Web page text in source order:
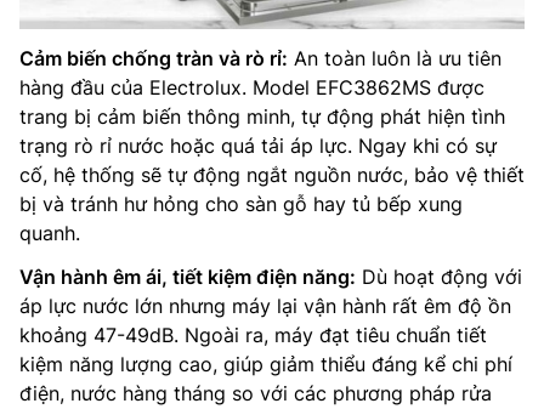
Cảm biến chống tràn và rò rỉ: An toàn luôn là ưu tiên
hàng đầu của Electrolux. Model EFC3862MS được
trang bị cảm biến thông minh, tự động phát hiện tình
trạng rò rỉ nước hoặc quá tải áp lực. Ngay khi có sự
cố, hệ thống sẽ tự động ngắt nguồn nước, bảo vệ thiết
bị và tránh hư hỏng cho sàn gỗ hay tủ bếp xung
quanh.
Vận hành êm ái, tiết kiệm điện năng: Dù hoạt động với
áp lực nước lớn nhưng máy lại vận hành rất êm độ ồn
khoảng 47-49dB. Ngoài ra, máy đạt tiêu chuẩn tiết
kiệm năng lượng cao, giúp giảm thiểu đáng kể chi phí
điện, nước hàng tháng so với các phương pháp rửa